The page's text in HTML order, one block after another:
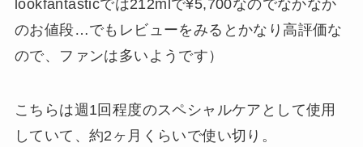
lookfantasticでは212mlで¥5,700なのでなかなか
のお値段…でもレビューをみるとかなり高評価な
ので、ファンは多いようです）
こちらは週1回程度のスペシャルケアとして使用
していて、約2ヶ月くらいで使い切り。